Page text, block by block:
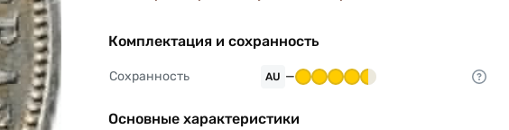
Комплектация и сохранность
Сохранность AU —
Основные характеристики